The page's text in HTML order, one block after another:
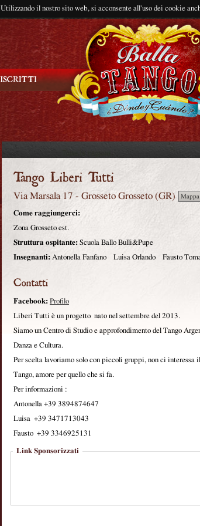
Utilizzando il nostro sito web, si acconsente all'uso dei cookie
Via Marsala 17 - Grosseto Grosseto (GR) Mappa
Come raggiungerci:
Zona Grosseto est.
Struttura ospitante: Scuola Ballo Bulli&Pupe
Insegnanti: Antonella Fanfano Luisa Orlando Fausto
Facebook: Profilo
Liberi Tutti è un progetto nato nel settembre del 2013.
Siamo un Centro di Studio e approfondimento del Tango
Danza e Cultura.
Per scelta lavoriamo solo con piccoli gruppi, non ci interessa
Tango, amore per quello che si fa.
Per informazioni :
Antonella +39 3894874647
Luisa +39 3471713043
Fausto +39 3346925131
Link Sponsorizzati